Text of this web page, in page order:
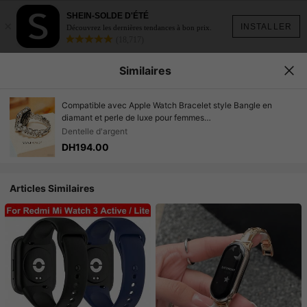
INSTALLER
SHEIN-SOLDE D'ÉTÉ
Découvrez les dernières tendances à bon prix.
Similaires
Compatible avec Apple Watch Bracelet style Bangle en
diamant et perle de luxe pour femmes
38/40/41/42/44/45/46/49mm, pour Ultra/SE 2/SE 1/Série
11/10/9/8/7/6/5/4/3/2/1
Dentelle d'argent
DH194.00
Articles Similaires